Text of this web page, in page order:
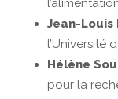
Jean-Louis
l’Université
Hélène
pour la